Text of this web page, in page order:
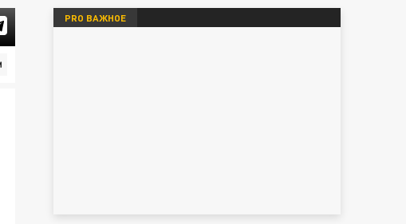
PRO ВАЖНОЕ